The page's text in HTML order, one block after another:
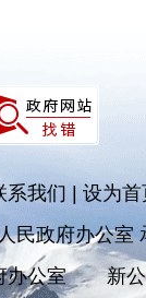
系我们|设为首
民政府办公室
办公室
新